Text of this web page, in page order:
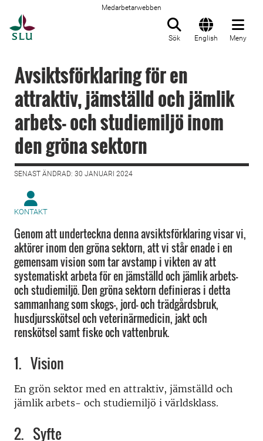
Medarbetarwebben
Sök English Meny
Avsiktsförklaring för en
attraktiv, jämställd och jämlik
arbets- och studiemiljö inom
den gröna sektorn
SENAST ÄNDRAD: 30 JANUARI 2024
KONTAKT
Genom att underteckna denna avsiktsförklaring visar vi,
aktörer inom den gröna sektorn, att vi står enade i en
gemensam vision som tar avstamp i vikten av att
systematiskt arbeta för en jämställd och jämlik arbets-
och studiemiljö. Den gröna sektorn definieras i detta
sammanhang som skogs-, jord- och trädgårdsbruk,
husdjursskötsel och veterinärmedicin, jakt och
renskötsel samt fiske och vattenbruk.
1. Vision
En grön sektor med en attraktiv, jämställd och
jämlik arbets- och studiemiljö i världsklass.
2. Syfte